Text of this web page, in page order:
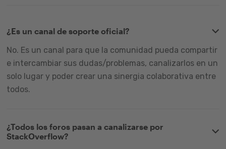
¿Es un canal de soporte oficial?
No. Es un canal para que la comunidad pueda compartir
e intercambiar sus dudas/problemas, canalizarlos en un
solo lugar y poder crear una sinergia colaborativa entre
todos.
¿Todos los foros pasan a canalizarse por
StackOverflow?